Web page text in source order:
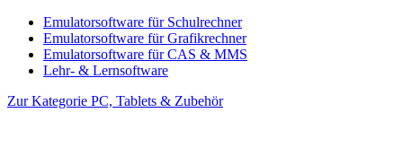
Emulatorsoftware für Schulrechner
Emulatorsoftware für Grafikrechner
Emulatorsoftware für CAS & MMS
Lehr- & Lernsoftware
Zur Kategorie PC, Tablets & Zubehör